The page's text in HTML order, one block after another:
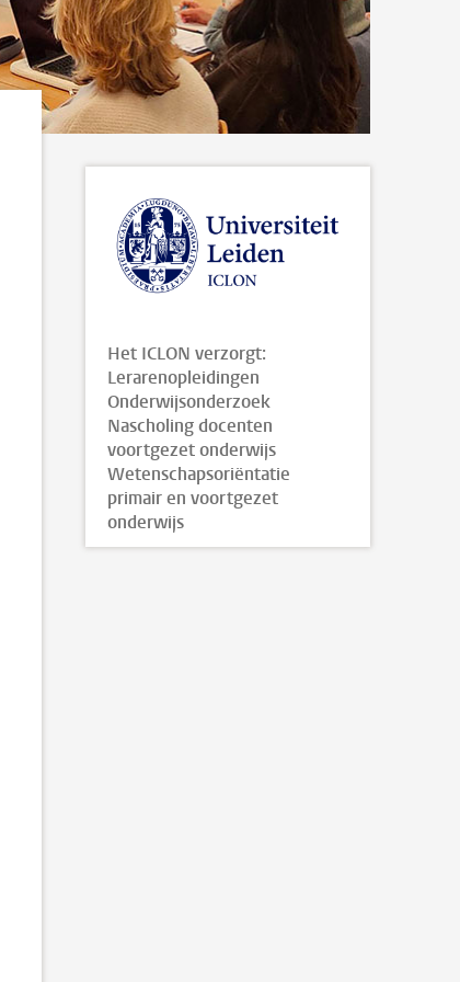
Het ICLON verzorgt:
Lerarenopleidingen
Onderwijsonderzoek
Nascholing docenten
voortgezet onderwijs
Wetenschapsoriëntatie
primair en voortgezet
onderwijs